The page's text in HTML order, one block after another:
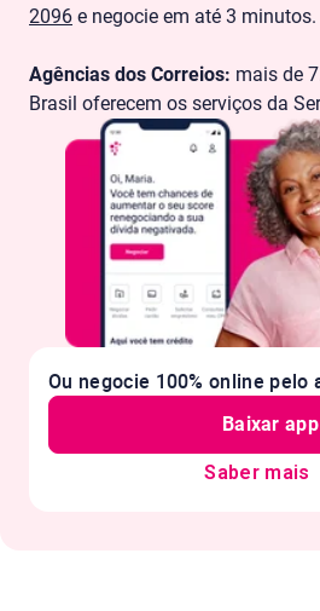
2096 e negocie em até 3 minutos.
Agências dos Correios: mais de
Brasil oferecem os serviços da
Ou negocie 100% online pelo
Baixar app
Saber mais